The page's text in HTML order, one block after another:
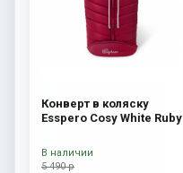
Конверт в коляску
Esspero Cosy White Ruby
5 490 р
В наличии